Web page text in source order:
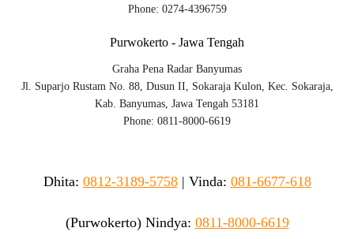
Phone: 0274-4396759
Purwokerto - Jawa Tengah
Graha Pena Radar Banyumas
Jl. Suparjo Rustam No. 88, Dusun II, Sokaraja Kulon, Kec. Sokaraja,
Kab. Banyumas, Jawa Tengah 53181
Phone: 0811-8000-6619
Dhita: 0812-3189-5758| Vinda: 081-6677-618
(Purwokerto) Nindya: 0811-8000-6619